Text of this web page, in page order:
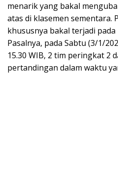
menarik yang bakal
atas di klasemen sementara.
khususnya bakal terjadi pada
Pasalnya, pada Sabtu (3/1/
15.30 WIB, 2 tim peringkat 2
pertandingan dalam waktu